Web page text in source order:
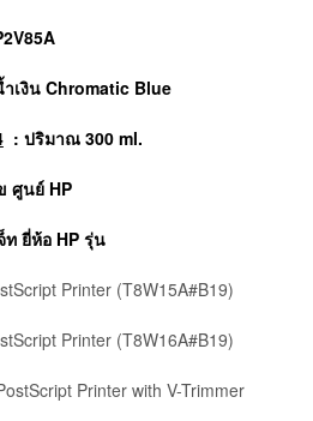
เงิน Chromatic Blue
: ปริมาณ 300 ml.
ศูนย์ HP
ท ยี่ห้อ HPรุ่น
Printer (T8W15A#B19)
Printer (T8W16A#B19)
Printer with V-Trimmer